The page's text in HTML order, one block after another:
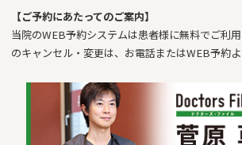
【ご予約にあたってのご案内】
当院のWEB予約システムは患者様に無料でご利
のキャンセル・変更は、お電話またはWEB予約よ